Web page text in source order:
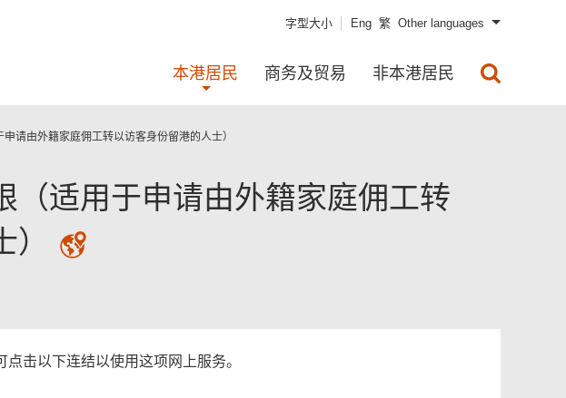
字型大小 Eng 繁 Other languages
本港居民 商务及贸易 非本港居民
请由外籍家庭佣工转以访客身份留港的人士）
（适用于申请由外籍家庭佣工转
击以下连结以使用这项网上服务。